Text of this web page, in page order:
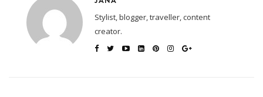
Stylist, blogger, traveller, content
creator.